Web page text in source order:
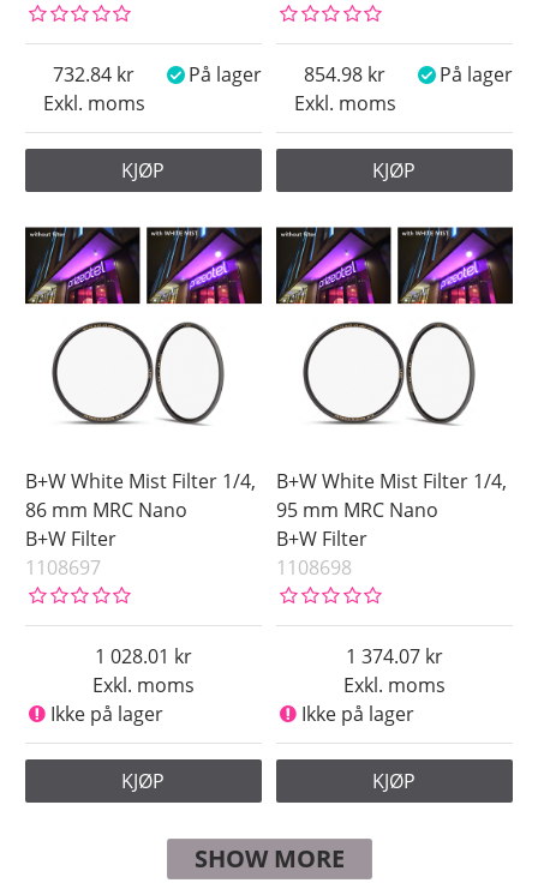
Exkl. moms
732.84 På lager
KJØP
Exkl. moms
854.98 På lager
KJØP
B+W White Mist Filter 1/4,
86 mm MRC Nano
B+W Filter
1108697
Exkl. moms
1 028.01
Ikke på lager
KJØP
B+W White Mist Filter 1/4,
95 mm MRC Nano
B+W Filter
1108698
Exkl. moms
1 374.07
Ikke på lager
KJØP
SHOW MORE